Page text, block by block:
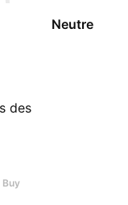
Neutre
des
Buy